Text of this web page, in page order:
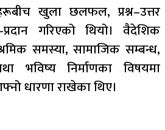
खुला छलफल, प्रश्न–उत्तर
गरिएको थियो। वैदेशिक
समस्या, सामाजिक सम्बन्ध,
भविष्य निर्माणका विषयमा
धारणा राखेका थिए।